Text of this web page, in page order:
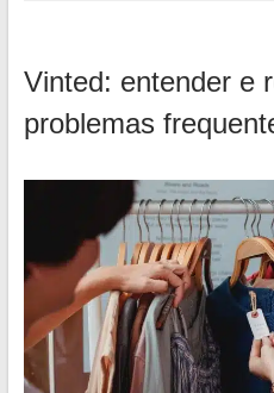
Vinted: entender e
problemas